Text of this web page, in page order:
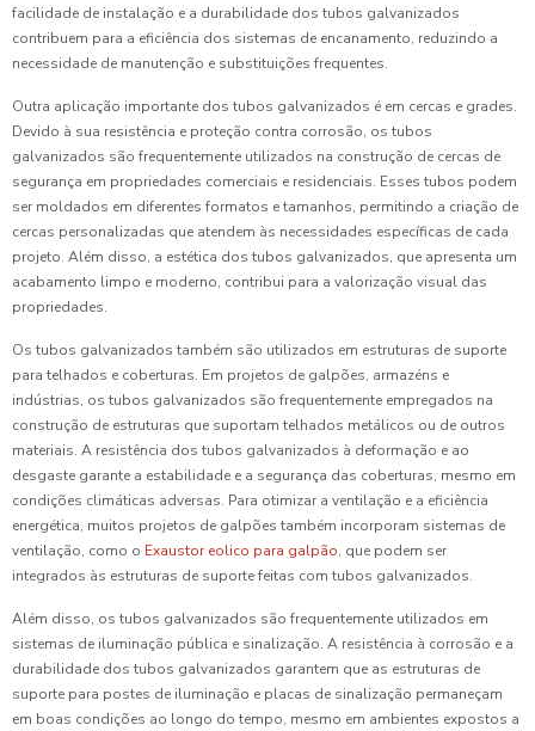
facilidade de instalação e a durabilidade dos tubos galvanizados
contribuem para a eficiência dos sistemas de encanamento, reduzindo a
necessidade de manutenção e substituições frequentes.
Outra aplicação importante dos tubos galvanizados é em cercas e grades.
Devido à sua resistência e proteção contra corrosão, os tubos
galvanizados são frequentemente utilizados na construção de cercas de
segurança em propriedades comerciais e residenciais. Esses tubos podem
ser moldados em diferentes formatos e tamanhos, permitindo a criação de
cercas personalizadas que atendem às necessidades específicas de cada
projeto. Além disso, a estética dos tubos galvanizados, que apresenta um
acabamento limpo e moderno, contribui para a valorização visual das
propriedades.
Os tubos galvanizados também são utilizados em estruturas de suporte
para telhados e coberturas. Em projetos de galpões, armazéns e
indústrias, os tubos galvanizados são frequentemente empregados na
construção de estruturas que suportam telhados metálicos ou de outros
materiais. A resistência dos tubos galvanizados à deformação e ao
desgaste garante a estabilidade e a segurança das coberturas, mesmo em
condições climáticas adversas. Para otimizar a ventilação e a eficiência
energética, muitos projetos de galpões também incorporam sistemas de
ventilação, como o Exaustor eolico para galpão, que podem ser
integrados às estruturas de suporte feitas com tubos galvanizados.
Além disso, os tubos galvanizados são frequentemente utilizados em
sistemas de iluminação pública e sinalização. A resistência à corrosão e a
durabilidade dos tubos galvanizados garantem que as estruturas de
suporte para postes de iluminação e placas de sinalização permaneçam
em boas condições ao longo do tempo, mesmo em ambientes expostos a